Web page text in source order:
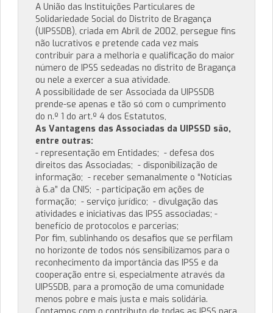
A União das Instituições Particulares de
Solidariedade Social do Distrito de Bragança
(UIPSSDB), criada em Abril de 2002, persegue fins
não lucrativos e pretende cada vez mais
contribuir para a melhoria e qualificação do maior
número de IPSS sedeadas no distrito de Bragança
ou nele a exercer a sua atividade.
A possibilidade de ser Associada da UIPSSDB
prende-se apenas e tão só com o cumprimento
do n.º 1 do art.º 4 dos Estatutos,
As Vantagens das Associadas da UIPSSD são,
entre outras:
- representação em Entidades; - defesa dos
direitos das Associadas; - disponibilização de
informação; - receber semanalmente o “Notícias
à 6.a” da CNIS; - participação em ações de
formação; - serviço jurídico; - divulgação das
atividades e iniciativas das IPSS associadas; -
benefício de protocolos e parcerias;
Por fim, sublinhando os desafios que se perfilam
no horizonte de todos nós sensibilizamos para o
reconhecimento da importância das IPSS e da
cooperação entre si, especialmente através da
UIPSSDB, para a promoção de uma comunidade
menos pobre e mais justa e mais solidária.